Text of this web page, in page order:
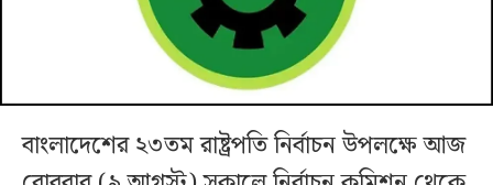
বাংলাদেশের ২৩তম রাষ্ট্রপতি নির্বাচন উপলক্ষে আজ